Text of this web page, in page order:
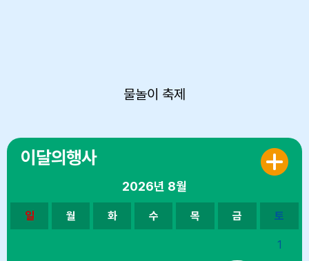
물놀이 축제
이달의행사
2026년 8월
일 월 화 수 목 금 토
1